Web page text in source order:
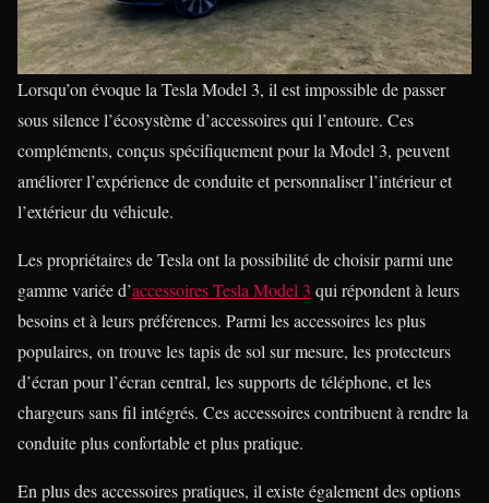
Lorsqu’on évoque la Tesla Model 3, il est impossible de passer
sous silence l’écosystème d’accessoires qui l’entoure. Ces
compléments, conçus spécifiquement pour la Model 3, peuvent
améliorer l’expérience de conduite et personnaliser l’intérieur et
l’extérieur du véhicule.
Les propriétaires de Tesla ont la possibilité de choisir parmi une
gamme variée d’accessoires Tesla Model 3 qui répondent à leurs
besoins et à leurs préférences. Parmi les accessoires les plus
populaires, on trouve les tapis de sol sur mesure, les protecteurs
d’écran pour l’écran central, les supports de téléphone, et les
chargeurs sans fil intégrés. Ces accessoires contribuent à rendre la
conduite plus confortable et plus pratique.
En plus des accessoires pratiques, il existe également des options